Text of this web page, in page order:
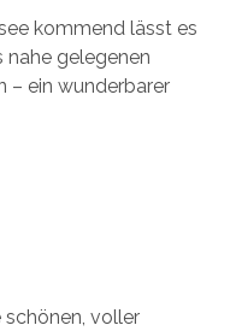
kommend lässt es
nahe gelegenen
– ein wunderbarer
schönen, voller